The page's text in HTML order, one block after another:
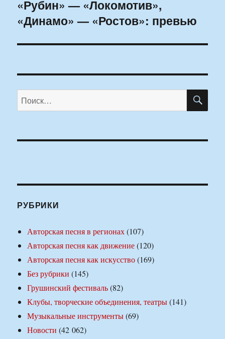
Следующая
запись:
«Рубин» — «Локомотив»,
«Динамо» — «Ростов»: превью
Искать:
РУБРИКИ
Авторская песня в регионах(107)
Авторская песня как движение(120)
Авторская песня как искусство(169)
Без рубрики (145)
Грушинский фестиваль(82)
Клубы, творческие объединения, театры(141)
Музыкальные инструменты(69)
Новости (42 062)